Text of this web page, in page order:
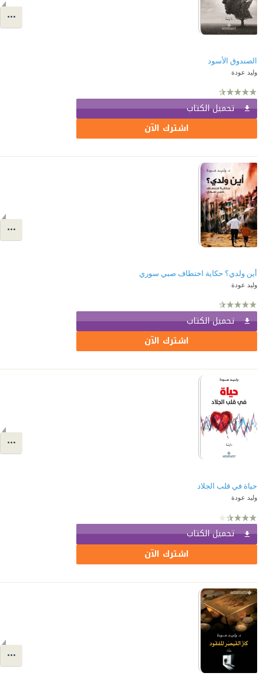
الصندوق الأسود
وليد عودة
تحميل الكتاب
اشترك الآن
أين ولدي؟ حكاية اختطاف صبي سوري
وليد عودة
تحميل الكتاب
اشترك الآن
حياة في قلب الجلاد
وليد عودة
تحميل الكتاب
اشترك الآن